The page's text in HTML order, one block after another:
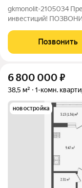
gkmonolit-2105034
инвестиций!
ОГРАНИЧЕНО!
квартал 2024 года. О КОМПЛЕКСЕ. Жилой квартал «Тюльпаны»
Позвонить
6 800 000 ₽
38,5 м² 1-комн.
новостройка